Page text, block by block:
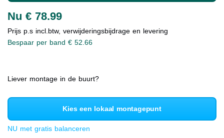
Nu € 78.99
Prijs p.s incl.btw, verwijderingsbijdrage en levering
Bespaar per band € 52.66
Liever montage in de buurt?
Kies een lokaal montagepunt
NU met gratis balanceren